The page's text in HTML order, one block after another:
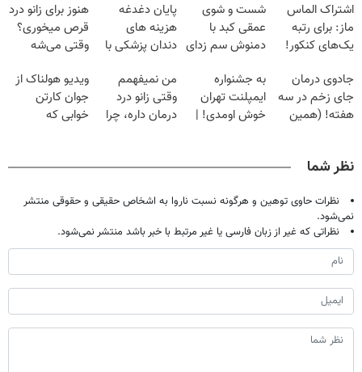
اشتراک الماس
ماز: برای رتبه
یک‌های کنکور!
شست و شوی
عمقی کبد با
دمنوش سم زدای
پایان دغدغه
هزینه های
دندان پزشکی با
خانگی
هنوز برای زانو درد
قرص میخوری؟
وقتی می‌شه
درمانش کرد؟؟؟؟
جادوی درمان
جای زخم در سه
هفته! (همین
به جشنواره
ایمپلنت تهران
خوش اومدی! |
بگیر!
من نمیفهمم
وقتی زانو درد
درمان داره، چرا
ویدیو هولناک از
جوان کارتن
خوابی که
نظر شما
نظرات حاوی توهین و هرگونه نسبت ناروا به اشخاص حقیقی و حقوقی منتشر
نمی‌شود.
نظراتی که غیر از زبان فارسی یا غیر مرتبط با خبر باشد منتشر نمی‌شود.